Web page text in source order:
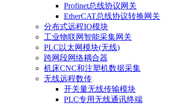
Profinet总线协议网关
EtherCAT总线协议转换网关
分布式远程IO模块
工业物联网智能采集网关
PLC以太网模块(无线)
跨网段网络耦合器
机床CNC和注塑机数据采集
无线远程数传
开关量无线传输模块
PLC专用无线通讯终端